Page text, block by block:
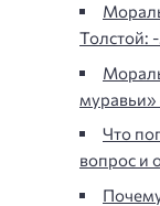
Толстой:
муравьи»
Что
вопрос и